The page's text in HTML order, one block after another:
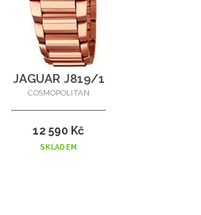
JAGUAR J819/1
COSMOPOLITAN
12 590 Kč
SKLADEM